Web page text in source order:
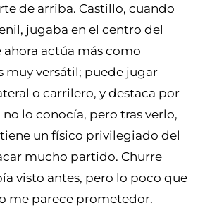
de arriba. Castillo, cuando
jugaba en el centro del
actúa más como
muy versátil; puede jugar
o carrilero, y destaca por
no lo conocía, pero tras verlo,
un físico privilegiado del
mucho partido. Churre
visto antes, pero lo poco que
me parece prometedor.